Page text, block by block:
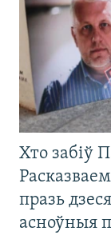
Хто забіў
празь
асноўныя